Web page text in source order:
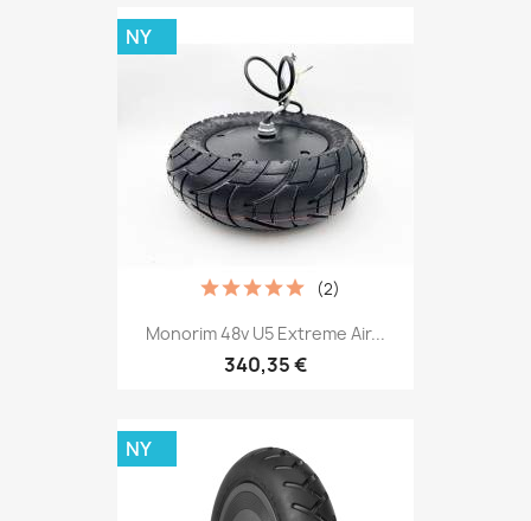
Monorim 48v U5 Extreme Air...
340,35 €
(2)
NY
NY